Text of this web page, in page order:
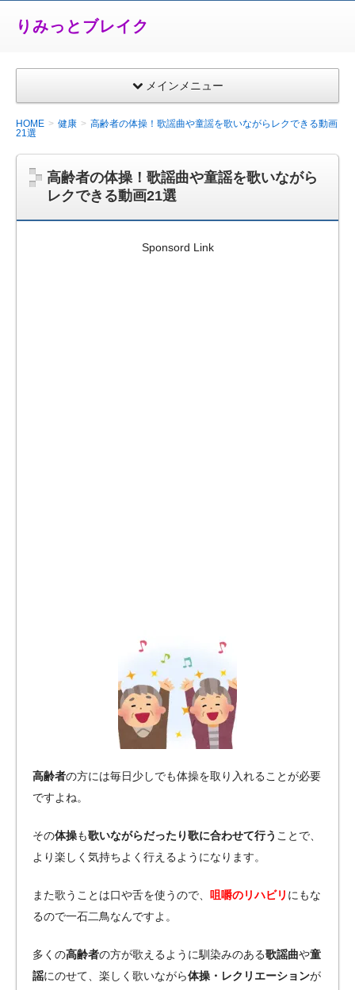
りみっとブレイク
メインメニュー
HOME 健康
高齢者の体操！歌謡曲や童謡を歌いながらレクできる動画
21選
高齢者の体操！歌謡曲や童謡を歌いながら
レクできる動画21選
Sponsord Link
高齢者の方には毎日少しでも体操を取り入れることが必要
ですよね。
その体操も歌いながらだったり歌に合わせて行う ことで、
より楽しく気持ちよく行えるようになります。
また歌うことは口や舌を使うので、 咀嚼のリハビリ にもな
るので一石二鳥なんですよ。
多くの高齢者の方が歌えるように馴染みのある歌謡曲や童
謡にのせて、楽しく歌いながら体操・レクリエーションが